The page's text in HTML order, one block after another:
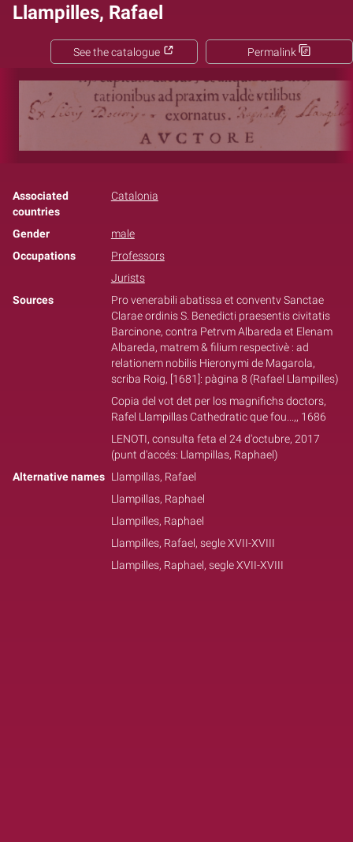
Llampilles, Rafael
Permalink
See the catalogue
Associated
countries
Catalonia
Gender
male
Occupations
Professors
Jurists
Sources
Pro venerabili abatissa et conventv Sanctae
Clarae ordinis S. Benedicti praesentis civitatis
Barcinone, contra Petrvm Albareda et Elenam
Albareda, matrem & filium respectivè : ad
relationem nobilis Hieronymi de Magarola,
scriba Roig, [1681]: pàgina 8 (Rafael Llampilles)
Copia del vot det per los magnifichs doctors,
Rafel Llampillas Cathedratic que fou...,, 1686
LENOTI, consulta feta el 24 d'octubre, 2017
(punt d'accés: Llampillas, Raphael)
Alternative names Llampillas, Rafael
Llampillas, Raphael
Llampilles, Raphael
Llampilles, Rafael, segle XVII-XVIII
Llampilles, Raphael, segle XVII-XVIII